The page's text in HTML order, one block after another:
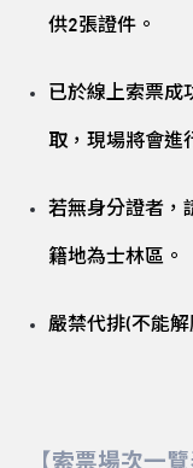
供2張證件。
已於線上索票成
取，現場將會進
若無身分證者，
籍地為士林區。
嚴禁代排(不能解
【索票場次一覽